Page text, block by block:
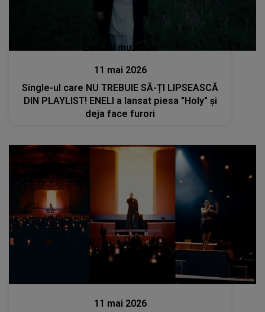
Lansări muzicale
11 mai 2026
Single-ul care NU TREBUIE SĂ-ȚI LIPSEASCĂ
DIN PLAYLIST! ENELI a lansat piesa "Holy" și
deja face furori
11 mai 2026